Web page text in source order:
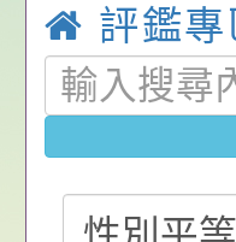
關（
名參加
亦可利
家8月
電影
「愛
樂會
轉知
員會
赴陸
中興
期第1
甄選公
本校
校課
轉知
評鑑